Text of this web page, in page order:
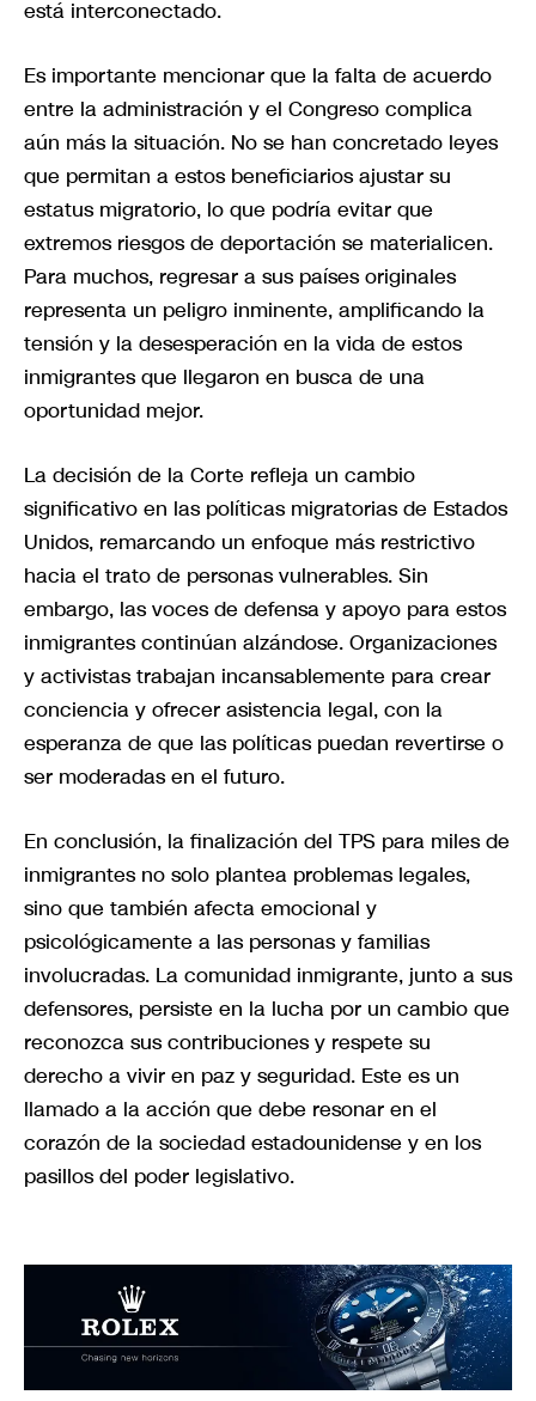
está interconectado.
Es importante mencionar que la falta de acuerdo
entre la administración y el Congreso complica
aún más la situación. No se han concretado leyes
que permitan a estos beneficiarios ajustar su
estatus migratorio, lo que podría evitar que
extremos riesgos de deportación se materialicen.
Para muchos, regresar a sus países originales
representa un peligro inminente, amplificando la
tensión y la desesperación en la vida de estos
inmigrantes que llegaron en busca de una
oportunidad mejor.
La decisión de la Corte refleja un cambio
significativo en las políticas migratorias de Estados
Unidos, remarcando un enfoque más restrictivo
hacia el trato de personas vulnerables. Sin
embargo, las voces de defensa y apoyo para estos
inmigrantes continúan alzándose. Organizaciones
y activistas trabajan incansablemente para crear
conciencia y ofrecer asistencia legal, con la
esperanza de que las políticas puedan revertirse o
ser moderadas en el futuro.
En conclusión, la finalización del TPS para miles de
inmigrantes no solo plantea problemas legales,
sino que también afecta emocional y
psicológicamente a las personas y familias
involucradas. La comunidad inmigrante, junto a sus
defensores, persiste en la lucha por un cambio que
reconozca sus contribuciones y respete su
derecho a vivir en paz y seguridad. Este es un
llamado a la acción que debe resonar en el
corazón de la sociedad estadounidense y en los
pasillos del poder legislativo.